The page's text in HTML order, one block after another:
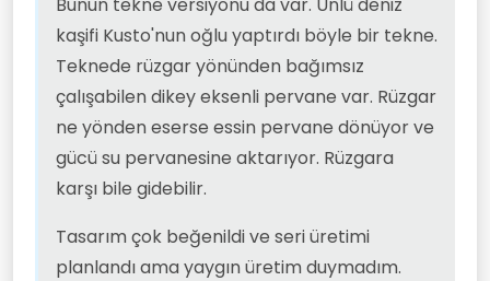
kaşifi Kusto'nun oğlu yaptırdı böyle bir tekne.
Teknede rüzgar yönünden bağımsız
çalışabilen dikey eksenli pervane var. Rüzgar
ne yönden eserse essin pervane dönüyor ve
gücü su pervanesine aktarıyor. Rüzgara
karşı bile gidebilir.
Tasarım çok beğenildi ve seri üretimi
planlandı ama yaygın üretim duymadım.